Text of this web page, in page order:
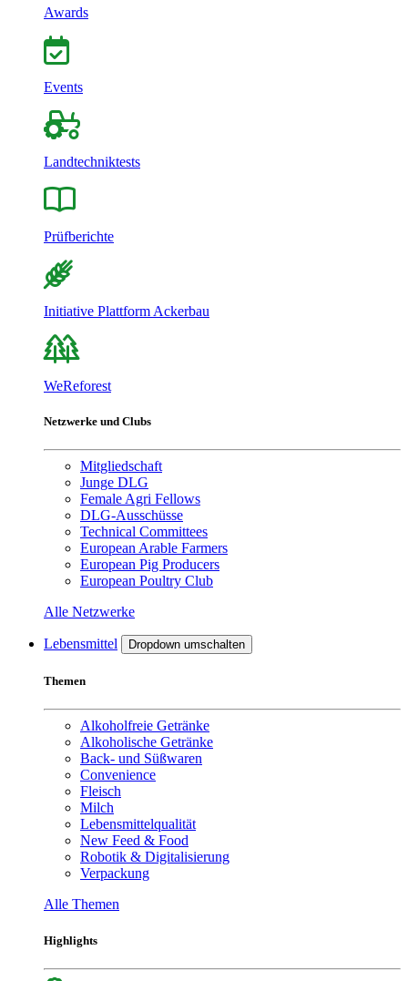
Awards
Events
Landtechniktests
Prüfberichte
Initiative Plattform Ackerbau
WeReforest
Netzwerke und Clubs
Mitgliedschaft
Junge DLG
Female Agri Fellows
DLG-Ausschüsse
Technical Committees
European Arable Farmers
European Pig Producers
European Poultry Club
Alle Netzwerke
Lebensmittel Dropdown umschalten
Themen
Alkoholfreie Getränke
Alkoholische Getränke
Back- und Süßwaren
Convenience
Fleisch
Milch
Lebensmittelqualität
New Feed & Food
Robotik & Digitalisierung
Verpackung
Alle Themen
Highlights